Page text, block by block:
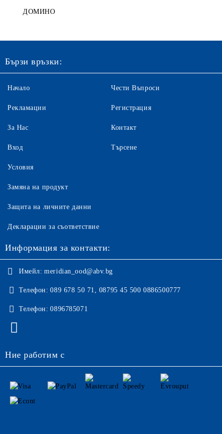
ДОМИНО
Бързи връзки:
Начало
Рекламации
За Нас
Вход
Чести Въпроси
Регистрация
Контакт
Търсене
Условия
Замяна на продукт
Защита на личните данни
Декларации за съответствие
Информация за контакти:
Имейл: meridian_ood@abv.bg
Телефон: 089 678 50 71, 08795 45 500 0886500777
Телефон: 0896785071
Ние работим с